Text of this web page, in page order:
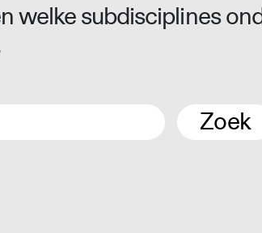
welke subdisciplines
Zoek